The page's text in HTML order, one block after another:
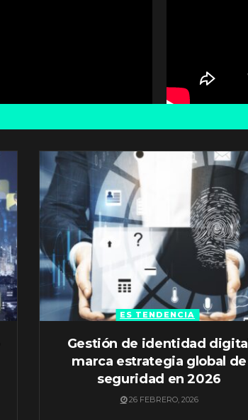
ES TENDENCIA
Gestión de identidad digital
marca estrategia global de
seguridad en 2026
26 FEBRERO, 2026